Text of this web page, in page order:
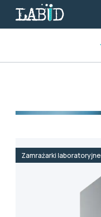
Zamrażarki laboratoryjne